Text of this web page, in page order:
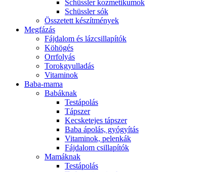
Schüssler kozmetikumok
Schüssler sók
Összetett készítmények
Megfázás
Fájdalom és lázcsillapítók
Köhögés
Orrfolyás
Torokgyulladás
Vitaminok
Baba-mama
Babáknak
Testápolás
Tápszer
Kecsketejes tápszer
Baba ápolás, gyógyítás
Vitaminok, pelenkák
Fájdalom csillapítók
Mamáknak
Testápolás